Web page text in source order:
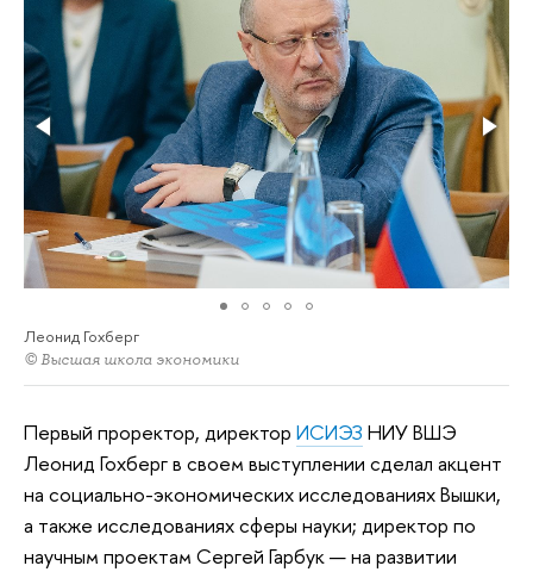
Леонид Гохберг
© Высшая школа экономики
Первый проректор, директор ИСИЭЗ НИУ ВШЭ
Леонид Гохберг в своем выступлении сделал акцент
на социально-экономических исследованиях Вышки,
а также исследованиях сферы науки; директор по
научным проектам Сергей Гарбук — на развитии